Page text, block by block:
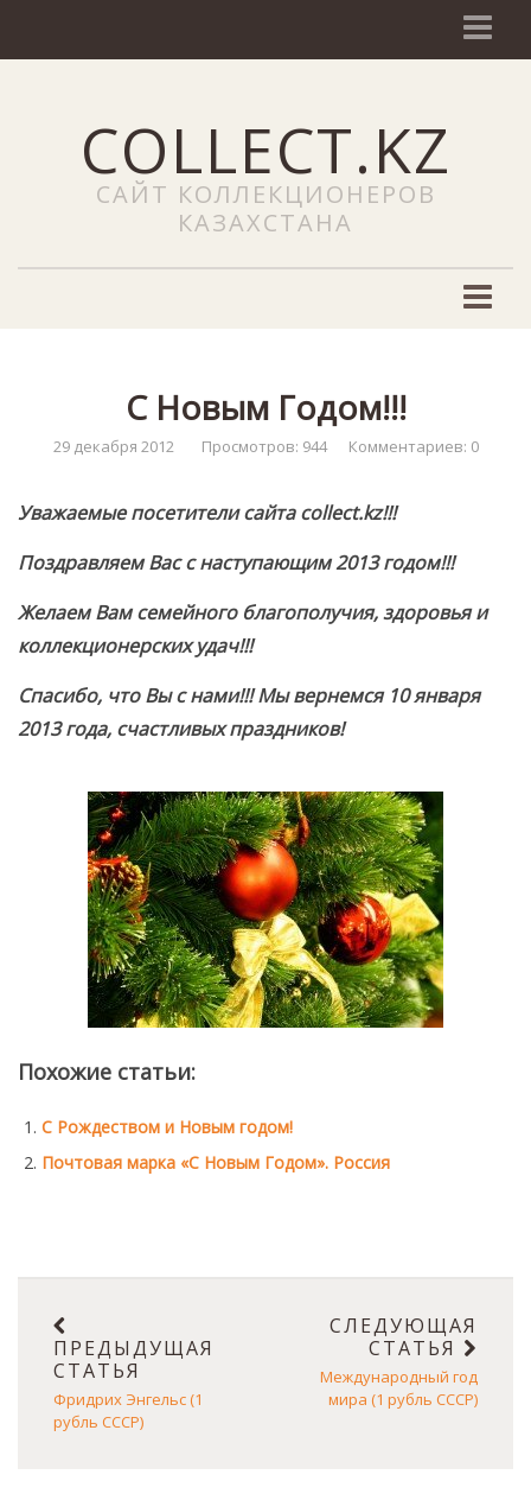
NEWS (Новости)
Наши услуги
Добавить объявление
COLLECT.KZ
САЙТ КОЛЛЕКЦИОНЕРОВ
КАЗАХСТАНА
Новости филателии
Редкие почтовые марки
Нумизматика
Лучшие монеты мира
Боны Казахстана
Каталоги бумажных денег
Фалеристика
Библиотека
Журналы Stanley Gibbons
Доска объявлений
Монеты
Коллекционеры
C Новым Годом!!!
29 декабря 2012 Просмотров: 944 Комментариев: 0
Уважаемые посетители сайта collect.kz!!!
Поздравляем Вас с наступающим 2013 годом!!!
Желаем Вам семейного благополучия, здоровья и
коллекционерских удач!!!
Спасибо, что Вы с нами!!! Мы вернемся 10 января
2013 года, счастливых праздников!
Похожие статьи:
С Рождеством и Новым годом!
Почтовая марка «С Новым Годом». Россия
ПРЕДЫДУЩАЯ
СТАТЬЯ
Фридрих Энгельс (1
рубль СССР)
СЛЕДУЮЩАЯ
СТАТЬЯ
Международный год
мира (1 рубль СССР)